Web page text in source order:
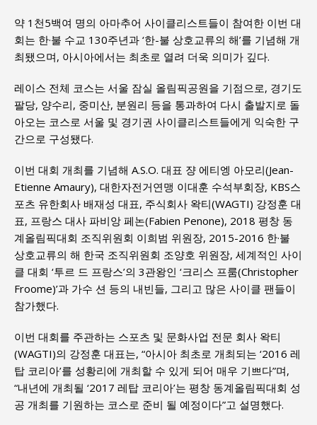
약 1천5백여 명의 아마추어 사이클리스트들이 참여한 이번 대
회는 한·불 수교 130주년과 ‘한-불 상호교류의 해’를 기념해 개
최됐으며, 아시아에서는 최초로 열려 더욱 의미가 깊다.
레이스 전체 코스는 서울 잠실 올림픽공원을 기점으로, 경기도
팔당, 양수리, 중미산, 분원리 등을 통과하여 다시 출발지로 돌
아오는 코스로 서울 및 경기권 사이클리스트들에게 익숙한 구
간으로 구성됐다.
이번 대회 개최를 기념해 A.S.O. 대표 쟝 에티엥 아모리(Jean-
Etienne Amaury), 대한자전거연맹 이대훈 수석부회장, KBS스
포츠 유한회사 배재성 대표, 주식회사 왁티(WAGTI) 강정훈 대
표, 프랑스 대사 파비앙 페논(Fabien Penone), 2018 평창 동
계올림픽대회 조직위원회 이희범 위원장, 2015-2016 한·불
상호교류의 해 한국 조직위원회 조양호 위원장, 세계적인 사이
클 대회 ‘투르 드 프랑스’의 3관왕인 ‘크리스 프룸(Christopher
Froome)’과 가수 션 등의 내빈들, 그리고 많은 사이클 팬들이
참가했다.
이번 대회를 주관하는 스포츠 및 문화사업 전문 회사 왁티
(WAGTI)의 강정훈 대표는, “아시아 최초로 개최되는 ‘2016 레
탑 코리아’를 성황리에 개최할 수 있게 되어 매우 기쁘다”며,
“내년에 개최될 ‘2017 레탑 코리아’는 평창 동계올림픽대회 성
공 개최를 기원하는 코스로 준비 될 예정이다”고 설명했다.